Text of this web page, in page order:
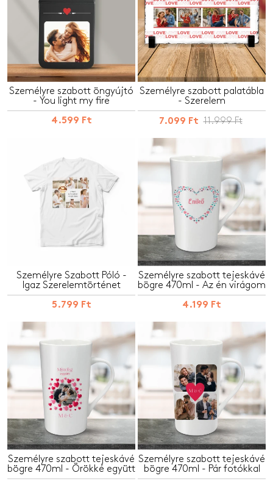
Személyre szabott öngyújtó
- You light my fire
4.599 Ft
Személyre szabott palatábla
- Szerelem
7.099 Ft 11.999 Ft
Személyre Szabott Póló -
Igaz Szerelemtörténet
5.799 Ft
Személyre szabott tejeskávé
bögre 470ml - Az én virágom
4.199 Ft
Személyre szabott tejeskávé
bögre 470ml - Örökké együtt
Személyre szabott tejeskávé
bögre 470ml - Pár fotókkal